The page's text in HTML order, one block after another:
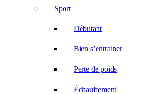
Sport
Débutant
Bien s’entrainer
Perte de poids
Échauffement